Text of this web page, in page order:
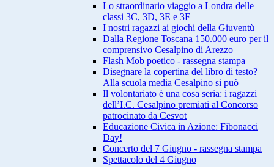
Lo straordinario viaggio a Londra delle
classi 3C, 3D, 3E e 3F
I nostri ragazzi ai giochi della Giuventù
Dalla Regione Toscana 150.000 euro per il
comprensivo Cesalpino di Arezzo
Flash Mob poetico - rassegna stampa
Disegnare la copertina del libro di testo?
Alla scuola media Cesalpino si può
Il volontariato è una cosa seria: i ragazzi
dell’I.C. Cesalpino premiati al Concorso
patrocinato da Cesvot
Educazione Civica in Azione: Fibonacci
Day!
Concerto del 7 Giugno - rassegna stampa
Spettacolo del 4 Giugno